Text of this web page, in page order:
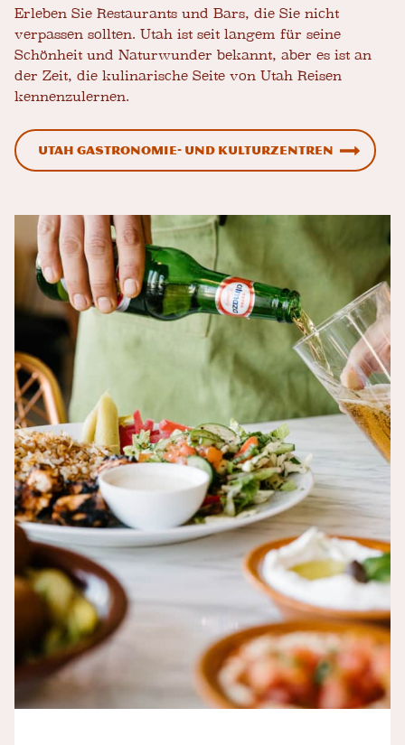
Erleben Sie Restaurants und Bars, die Sie nicht
verpassen sollten. Utah ist seit langem für seine
Schönheit und Naturwunder bekannt, aber es ist an
der Zeit, die kulinarische Seite von Utah Reisen
kennenzulernen.
Utah Gastronomie- und Kulturzentren